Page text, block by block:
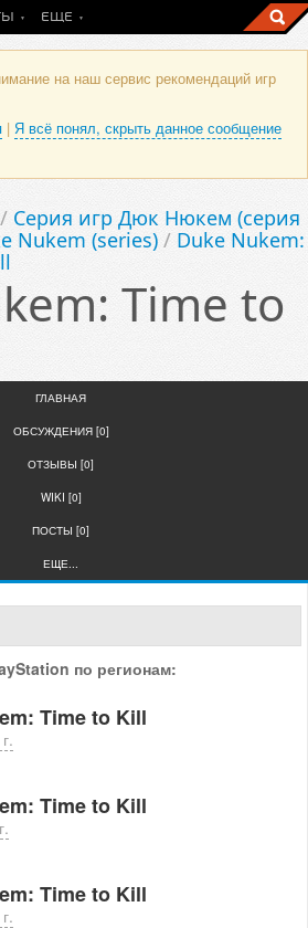
ЕЩЕ
на наш сервис рекомендаций игр
| Я всё понял, скрыть данное сообщение
/ Серия игр Дюк Нюкем (серия
Nukem (series) / Duke Nukem:
Time to
ГЛАВНАЯ
ОБСУЖДЕНИЯ [0]
ОТЗЫВЫ [0]
WIKI [0]
ПОСТЫ [0]
ЕЩЕ...
по регионам:
Time to Kill
Time to Kill
Time to Kill